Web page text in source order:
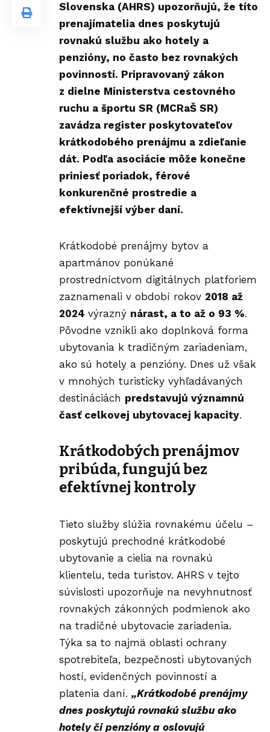
Slovenska (AHRS) upozorňujú, že títo
prenajímatelia dnes poskytujú
rovnakú službu ako hotely a
penzióny, no často bez rovnakých
povinností. Pripravovaný zákon
z dielne Ministerstva cestovného
ruchu a športu SR (MCRaŠ SR)
zavádza register poskytovateľov
krátkodobého prenájmu a zdieľanie
dát. Podľa asociácie môže konečne
priniesť poriadok, férové
konkurenčné prostredie a
efektívnejší výber daní.
Krátkodobé prenájmy bytov a
apartmánov ponúkané
prostredníctvom digitálnych platforiem
zaznamenali v období rokov 2018 až
2024 výrazný nárast, a to až o 93 %.
Pôvodne vznikli ako doplnková forma
ubytovania k tradičným zariadeniam,
ako sú hotely a penzióny. Dnes už však
v mnohých turisticky vyhľadávaných
destináciách predstavujú významnú
časť celkovej ubytovacej kapacity.
Krátkodobých prenájmov
pribúda, fungujú bez
efektívnej kontroly
Tieto služby slúžia rovnakému účelu –
poskytujú prechodné krátkodobé
ubytovanie a cielia na rovnakú
klientelu, teda turistov. AHRS v tejto
súvislosti upozorňuje na nevyhnutnosť
rovnakých zákonných podmienok ako
na tradičné ubytovacie zariadenia.
Týka sa to najmä oblasti ochrany
spotrebiteľa, bezpečnosti ubytovaných
hostí, evidenčných povinností a
platenia daní. „Krátkodobé prenájmy
dnes poskytujú rovnakú službu ako
hotely či penzióny a oslovujú